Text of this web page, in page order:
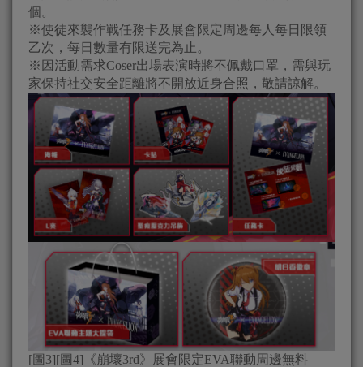
個。
※使徒來襲作戰任務卡及展會限定周邊每人每日限領
乙次，每日數量有限送完為止。
※因活動需求Coser出場表演時將不佩戴口罩，需與玩
家保持社交安全距離將不開放近身合照，敬請諒解。
[圖3][圖4]《崩壞3rd》展會限定EVA聯動周邊無料